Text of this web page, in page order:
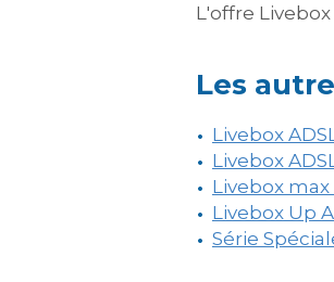
L'offre
Les
Livebox ADSL
Livebox
Livebox max
Livebox Up
Série